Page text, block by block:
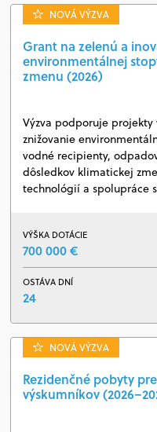
NOVÁ VÝZVA
Grant na zelenú a
environmentálnej
zmenu (2026)
Výzva podporuje projekty
znižovanie
vodné recipienty,
dôsledkov klimatickej
technológií a spolupráce
VÝŠKA DOTÁCIE
700 000 €
OSTÁVA DNÍ
24
NOVÁ VÝZVA
Rezidenčné pobyty
výskumníkov